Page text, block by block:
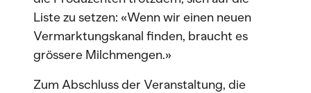
Liste zu setzen: «Wenn wir einen neuen
Vermarktungskanal finden, braucht es
grössere Milchmengen.»
Zum Abschluss der Veranstaltung, die